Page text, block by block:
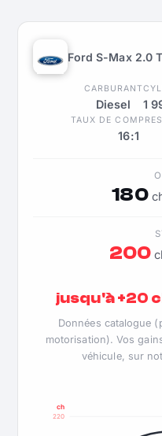
Ford S-Max 2.0
CARBURANT
Diesel 1
TAUX DE
16:1
180
200
jusqu'à +20
Données catalogue
motorisation). Vos
véhicule, sur
220
ch